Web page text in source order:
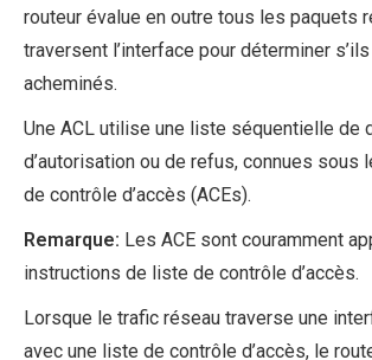
routeur évalue en outre tous les paquets
traversent l’interface pour déterminer
acheminés.
Une ACL utilise une liste séquentielle de
d’autorisation ou de refus, connues sous
de contrôle d’accès (ACEs).
Remarque: Les ACE sont couramment
instructions de liste de contrôle d’accès.
Lorsque le trafic réseau traverse une
avec une liste de contrôle d’accès, le